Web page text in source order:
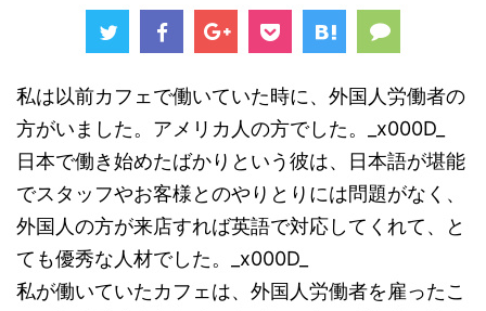
私は以前カフェで働いていた時に、外国人労働者の
方がいました。アメリカ人の方でした。_x000D_
日本で働き始めたばかりという彼は、日本語が堪能
でスタッフやお客様とのやりとりには問題がなく、
外国人の方が来店すれば英語で対応してくれて、と
ても優秀な人材でした。_x000D_
私が働いていたカフェは、外国人労働者を雇ったこ